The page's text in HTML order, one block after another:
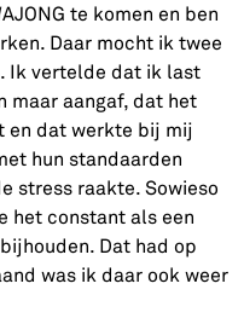
te komen en ben
Daar mocht ik twee
Ik vertelde dat ik last
maar aangaf, dat het
en dat werkte bij mij
hun standaarden
stress raakte. Sowieso
het constant als een
Dat had op
was ik daar ook weer